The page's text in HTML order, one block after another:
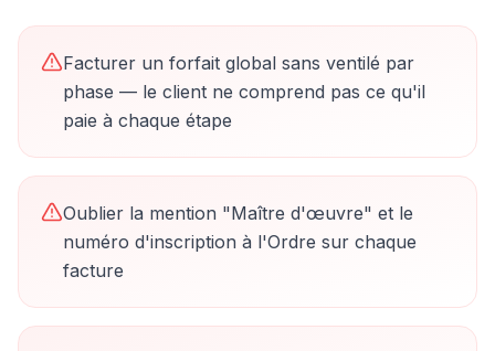
Facturer un forfait global sans ventilé par
phase — le client ne comprend pas ce qu'il
paie à chaque étape
Oublier la mention "Maître d'œuvre" et le
numéro d'inscription à l'Ordre sur chaque
facture